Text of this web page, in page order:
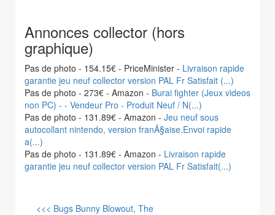
Annonces collector (hors
graphique)
Pas de photo - 154.15€ - PriceMinister - Livraison rapide
garantie jeu neuf collector version PAL Fr Satisfait (...)
Pas de photo - 273€ - Amazon - Burai fighter (Jeux videos
non PC) - - Vendeur Pro - Produit Neuf / N(...)
Pas de photo - 131.89€ - Amazon - Jeu neuf sous
autocollant nintendo, version franÃ§aise.Envoi rapide
a(...)
Pas de photo - 131.89€ - Amazon - Livraison rapide
garantie jeu neuf collector version PAL Fr Satisfait(...)
<<< Bugs Bunny Blowout, The